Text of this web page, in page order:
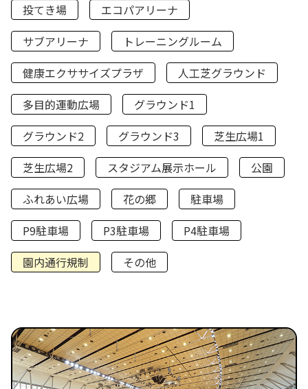
投てき場
エコパアリーナ
サブアリーナ
トレーニングルーム
健康エクササイズプラザ
人工芝グラウンド
多目的運動広場
グラウンド1
グラウンド2
グラウンド3
芝生広場1
芝生広場2
スタジアム展示ホール
公園
ふれあい広場
花の郷
駐車場
P9駐車場
P3駐車場
P4駐車場
園内通行規制
その他